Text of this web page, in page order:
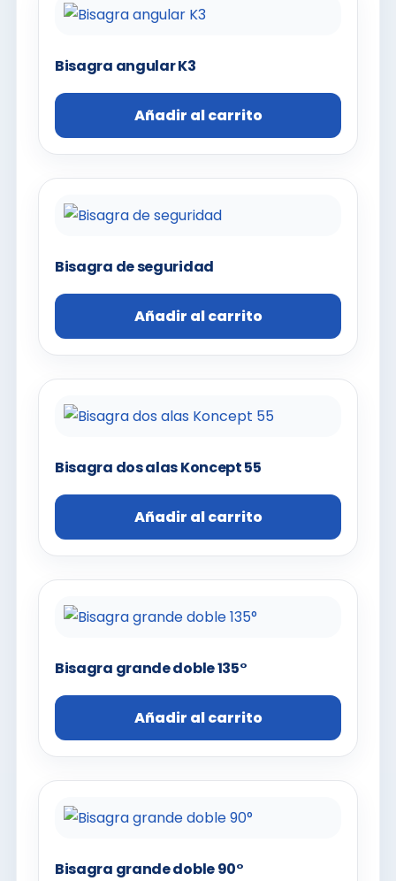
Bisagra angular K3
Añadir al carrito
Bisagra de seguridad
Añadir al carrito
Bisagra dos alas Koncept 55
Añadir al carrito
Bisagra grande doble 135°
Añadir al carrito
Bisagra grande doble 90°